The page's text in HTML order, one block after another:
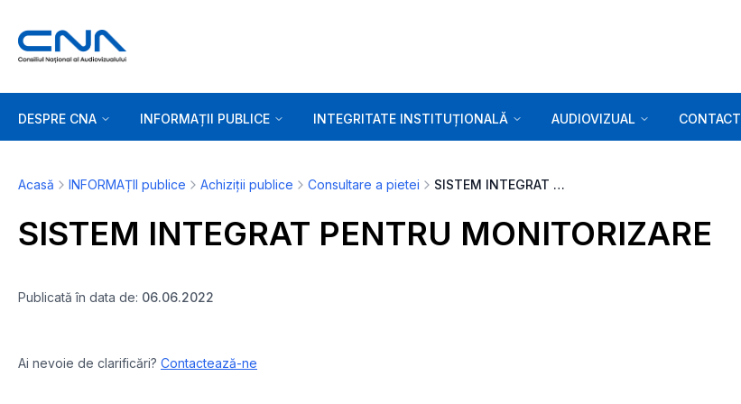
DESPRE CNA INFORMAȚII PUBLICE INTEGRITATE INSTITUȚIONALĂ AUDIOVIZUAL CONTACT
Acasă INFORMAȚII publice Achiziții publice Consultare a pietei SISTEM INTEGRAT PENTRU MONITORIZARE
SISTEM INTEGRAT PENTRU MONITORIZARE
Publicată în data de: 06.06.2022
Ai nevoie de clarificări? Contactează-ne